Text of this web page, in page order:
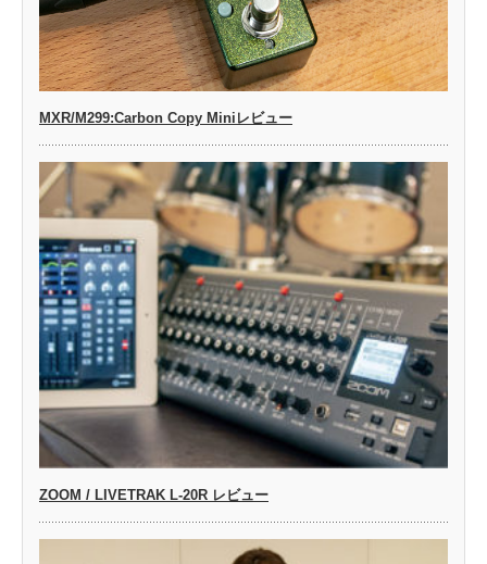
MXR/M299:Carbon Copy Miniレビュー
ZOOM / LIVETRAK L-20R レビュー